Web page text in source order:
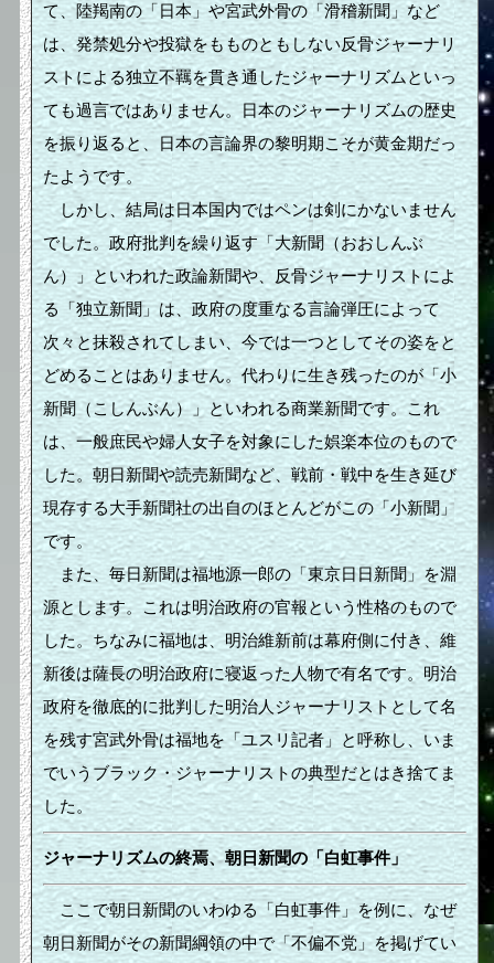
て、陸羯南の「日本」や宮武外骨の「滑稽新聞」など
は、発禁処分や投獄をもものともしない反骨ジャーナリ
ストによる独立不羈を貫き通したジャーナリズムといっ
ても過言ではありません。日本のジャーナリズムの歴史
を振り返ると、日本の言論界の黎明期こそが黄金期だっ
たようです。
しかし、結局は日本国内ではペンは剣にかないません
でした。政府批判を繰り返す「大新聞（おおしんぶ
ん）」といわれた政論新聞や、反骨ジャーナリストによ
る「独立新聞」は、政府の度重なる言論弾圧によって
次々と抹殺されてしまい、今では一つとしてその姿をと
どめることはありません。代わりに生き残ったのが「小
新聞（こしんぶん）」といわれる商業新聞です。これ
は、一般庶民や婦人女子を対象にした娯楽本位のもので
した。朝日新聞や読売新聞など、戦前・戦中を生き延び
現存する大手新聞社の出自のほとんどがこの「小新聞」
です。
また、毎日新聞は福地源一郎の「東京日日新聞」を淵
源とします。これは明治政府の官報という性格のもので
した。ちなみに福地は、明治維新前は幕府側に付き、維
新後は薩長の明治政府に寝返った人物で有名です。明治
政府を徹底的に批判した明治人ジャーナリストとして名
を残す宮武外骨は福地を「ユスリ記者」と呼称し、いま
でいうブラック・ジャーナリストの典型だとはき捨てま
した。
ジャーナリズムの終焉、朝日新聞の「白虹事件」
ここで朝日新聞のいわゆる「白虹事件」を例に、なぜ
朝日新聞がその新聞綱領の中で「不偏不党」を掲げてい